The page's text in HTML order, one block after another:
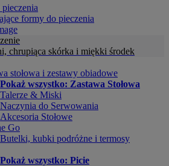
formy do pieczenia
chrupiąca skórka i miękki środek
stołowa i zestawy obiadowe
Pokaż wszystko: Zastawa Stołowa
Talerze & Miski
Naczynia do Serwowania
Akcesoria Stołowe
Go
Butelki, kubki podróżne i termosy
Pokaż wszystko: Picie